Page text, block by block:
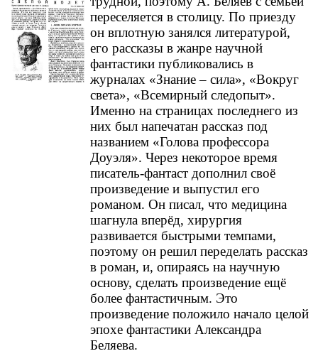
переселяется в столицу. По приезду
он вплотную занялся литературой,
его рассказы в жанре научной
фантастики публиковались в
журналах «Знание – сила», «Вокруг
света», «Всемирный следопыт».
Именно на страницах последнего из
них был напечатан рассказ под
названием «Голова профессора
Доуэля». Через некоторое время
писатель-фантаст дополнил своё
произведение и выпустил его
романом. Он писал, что медицина
шагнула вперёд, хирургия
развивается быстрыми темпами,
поэтому он решил переделать рассказ
в роман, и, опираясь на научную
основу, сделать произведение ещё
более фантастичным. Это
произведение положило начало целой
эпохе фантастики Александра
Беляева.